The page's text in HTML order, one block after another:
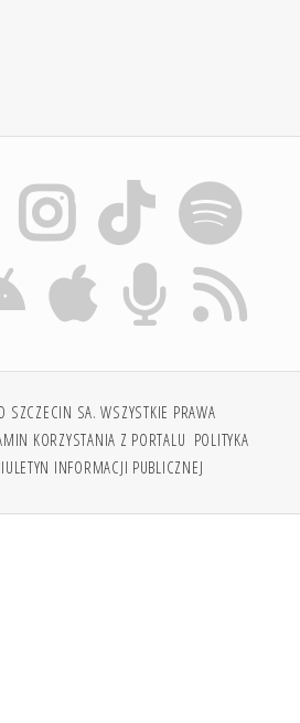
SA. WSZYSTKIE PRAWA
KORZYSTANIA Z PORTALU POLITYKA
INFORMACJI PUBLICZNEJ